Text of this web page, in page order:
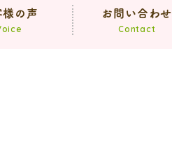
様の声 お問い合わせ
Contact